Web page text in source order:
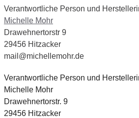
Verantwortliche Person und
Michelle Mohr
Drawehnertorstr 9
29456 Hitzacker
mail@michellemohr.de
Verantwortliche Person und
Michelle Mohr
Drawehnertorstr. 9
29456 Hitzacker